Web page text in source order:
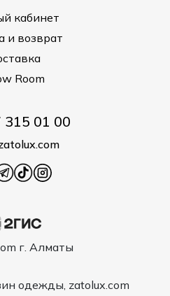
кабинет
и возврат
Room
г. Алматы
315 01 00
одежды, zatolux.com